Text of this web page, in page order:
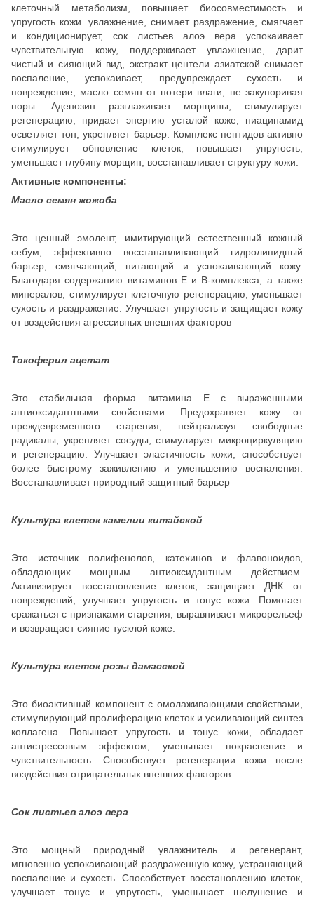
клеточный метаболизм, повышает биосовместимость и
упругость кожи. увлажнение, снимает раздражение, смягчает
и кондиционирует, сок листьев алоэ вера успокаивает
чувствительную кожу, поддерживает увлажнение, дарит
чистый и сияющий вид, экстракт центели азиатской снимает
воспаление, успокаивает, предупреждает сухость и
повреждение, масло семян от потери влаги, не закупоривая
поры. Аденозин разглаживает морщины, стимулирует
регенерацию, придает энергию усталой коже, ниацинамид
осветляет тон, укрепляет барьер. Комплекс пептидов активно
стимулирует обновление клеток, повышает упругость,
уменьшает глубину морщин, восстанавливает структуру кожи.
Активные компоненты:
Масло семян жожоба
Это ценный эмолент, имитирующий естественный кожный
себум, эффективно восстанавливающий гидролипидный
барьер, смягчающий, питающий и успокаивающий кожу.
Благодаря содержанию витаминов Е и В-комплекса, а также
минералов, стимулирует клеточную регенерацию, уменьшает
сухость и раздражение. Улучшает упругость и защищает кожу
от воздействия агрессивных внешних факторов
Токоферил ацетат
Это стабильная форма витамина Е с выраженными
антиоксидантными свойствами. Предохраняет кожу от
преждевременного старения, нейтрализуя свободные
радикалы, укрепляет сосуды, стимулирует микроциркуляцию
и регенерацию. Улучшает эластичность кожи, способствует
более быстрому заживлению и уменьшению воспаления.
Восстанавливает природный защитный барьер
Культура клеток камелии китайской
Это источник полифенолов, катехинов и флавоноидов,
обладающих мощным антиоксидантным действием.
Активизирует восстановление клеток, защищает ДНК от
повреждений, улучшает упругость и тонус кожи. Помогает
сражаться с признаками старения, выравнивает микрорельеф
и возвращает сияние тусклой коже.
Культура клеток розы дамасской
Это биоактивный компонент с омолаживающими свойствами,
стимулирующий пролиферацию клеток и усиливающий синтез
коллагена. Повышает упругость и тонус кожи, обладает
антистрессовым эффектом, уменьшает покраснение и
чувствительность. Способствует регенерации кожи после
воздействия отрицательных внешних факторов.
Сок листьев алоэ вера
Это мощный природный увлажнитель и регенерант,
мгновенно успокаивающий раздраженную кожу, устраняющий
воспаление и сухость. Способствует восстановлению клеток,
улучшает тонус и упругость, уменьшает шелушение и